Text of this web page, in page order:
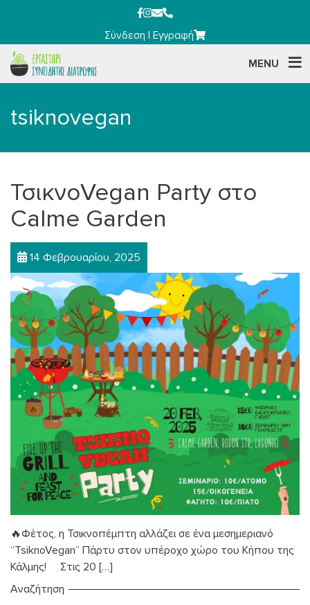
Σύνδεση |Εγγραφή
MENU
tsiknovegan
ΤσικνοVegan Party στο
Calme Garden
14 Φεβρουαρίου, 2025
🔥Φέτος, η Τσικνοπέμπτη αλλάζει σε ένα μεσημεριανό
“TsiknoVegan” Πάρτυ στον υπέροχο χώρο του Κήπου της
Κάλμης! Στις 20 […]
Αναζήτηση